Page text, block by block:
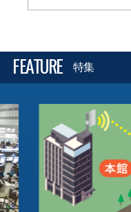
FEATURE 特集